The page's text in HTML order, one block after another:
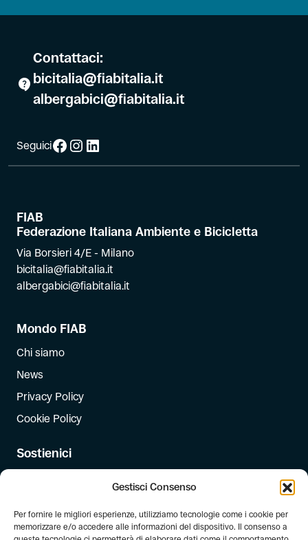
Gestisci Consenso
Per fornire le migliori esperienze, utilizziamo tecnologie come i cookie per
memorizzare e/o accedere alle informazioni del dispositivo. Il consenso a
Contattaci:
bicitalia@fiabitalia.it
albergabici@fiabitalia.it
SeguiciFacebook
Instagram
LinkedIn
FIAB
Federazione Italiana Ambiente e Bicicletta
Via Borsieri 4/E - Milano
bicitalia@fiabitalia.it
albergabici@fiabitalia.it
Mondo FIAB
Chi siamo
News
Privacy Policy
Cookie Policy
Sostienici
Dona il 5 per mille